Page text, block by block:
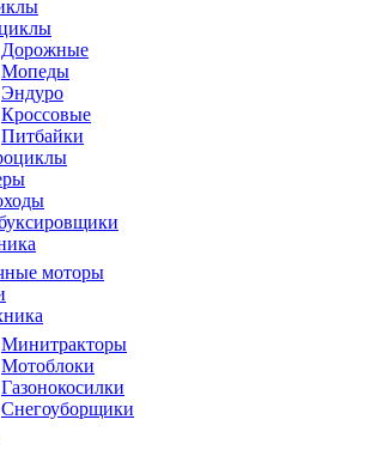
Дорожные
Мопеды
Эндуро
Кроссовые
Питбайки
моторы
Минитракторы
Мотоблоки
Газонокосилки
Снегоуборщики